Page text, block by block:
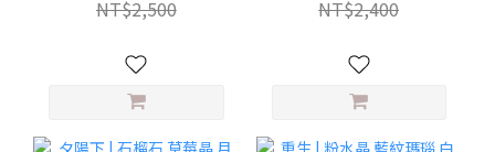
NT$2,500
NT$2,400